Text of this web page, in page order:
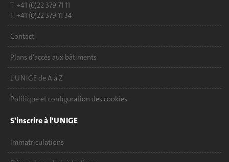
T. +41 (0)22 379 71 11
F. +41 (0)22 379 11 34
Contact
Plans d'accès aux bâtiments
L'UNIGE de A à Z
Politique et configuration des cookies
S'inscrire à l'UNIGE
Immatriculations